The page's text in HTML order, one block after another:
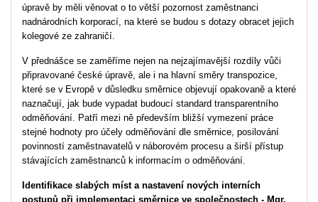
úpravě by měli věnovat o to větší pozornost zaměstnanci
nadnárodních korporací, na které se budou s dotazy obracet jejich
kolegové ze zahraničí.
V přednášce se zaměříme nejen na nejzajímavější rozdíly vůči
připravované české úpravě, ale i na hlavní směry transpozice,
které se v Evropě v důsledku směrnice objevují opakovaně a které
naznačují, jak bude vypadat budoucí standard transparentního
odměňování. Patří mezi ně především bližší vymezení práce
stejné hodnoty pro účely odměňování dle směrnice, posilování
povinností zaměstnavatelů v náborovém procesu a širší přístup
stávajících zaměstnanců k informacím o odměňování.
Identifikace slabých míst a nastavení nových interních
postupů při implementaci směrnice ve společnostech - Mgr.